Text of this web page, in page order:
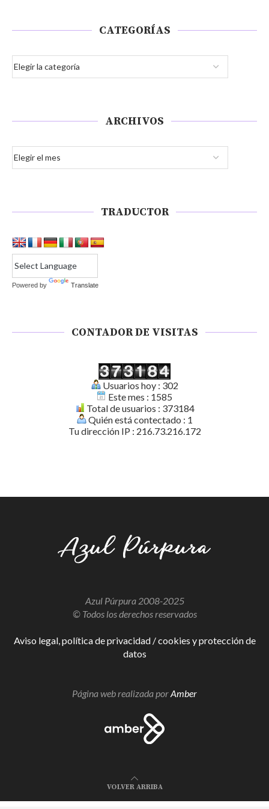
CATEGORÍAS
ARCHIVOS
TRADUCTOR
Powered by Translate
CONTADOR DE VISITAS
Usuarios hoy : 302
Este mes : 1585
Total de usuarios : 373184
Quién está contectado : 1
Tu dirección IP : 216.73.216.172
Azul Púrpura 2008-2025
© Todos los derechos reservados
Aviso legal, política de privacidad / cookies y protección de
datos
Página web realizada porAmber
VOLVER ARRIBA